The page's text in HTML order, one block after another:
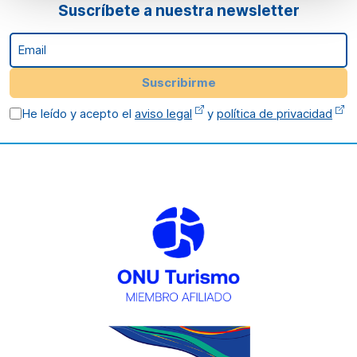
Suscríbete a nuestra newsletter
Email
Suscribirme
He leído y acepto elaviso legal ypolítica de privacidad